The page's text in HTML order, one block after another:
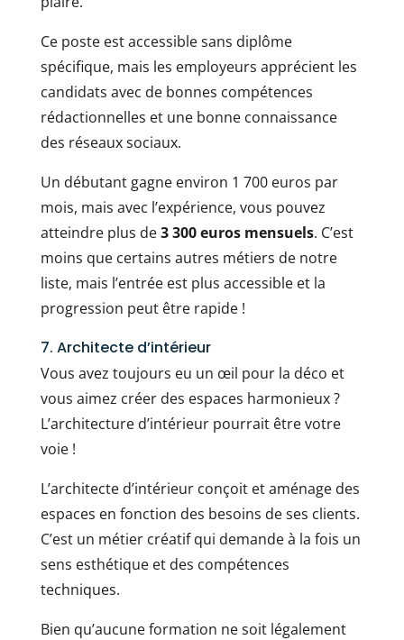
Ce poste est accessible sans diplôme
spécifique, mais les employeurs apprécient les
candidats avec de bonnes compétences
rédactionnelles et une bonne connaissance
des réseaux sociaux.
Un débutant gagne environ 1 700 euros par
mois, mais avec l’expérience, vous pouvez
atteindre plus de3 300 euros mensuels. C’est
moins que certains autres métiers de notre
liste, mais l’entrée est plus accessible et la
progression peut être rapide !
7. Architecte d’intérieur
Vous avez toujours eu un œil pour la déco et
vous aimez créer des espaces harmonieux ?
L’architecture d’intérieur pourrait être votre
voie !
L’architecte d’intérieur conçoit et aménage des
espaces en fonction des besoins de ses clients.
C’est un métier créatif qui demande à la fois un
sens esthétique et des compétences
techniques.
Bien qu’aucune formation ne soit légalement